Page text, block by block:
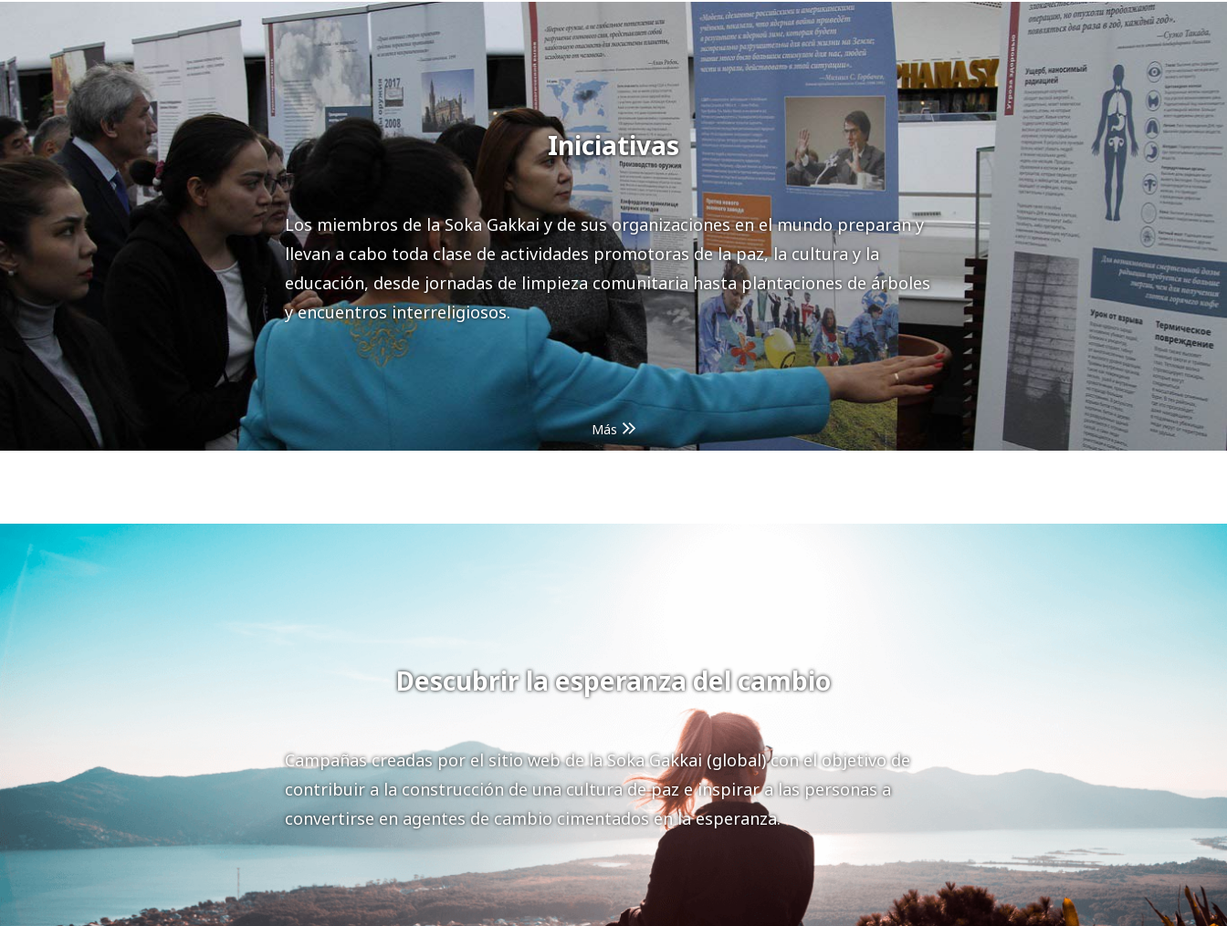
Iniciativas
Los miembros de la Soka Gakkai y de sus organizaciones en el mundo preparan y
llevan a cabo toda clase de actividades promotoras de la paz, la cultura y la
educación, desde jornadas de limpieza comunitaria hasta plantaciones de árboles
y encuentros interreligiosos.
Más
Descubrir la esperanza del cambio
Campañas creadas por el sitio web de la Soka Gakkai (global) con el objetivo de
contribuir a la construcción de una cultura de paz e inspirar a las personas a
convertirse en agentes de cambio cimentados en la esperanza.